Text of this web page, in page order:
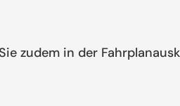
zudem in der